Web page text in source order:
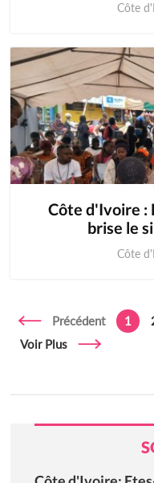
Côte
Côte d'Ivoire :
brise le
Côte
Précédent 1
Voir Plus